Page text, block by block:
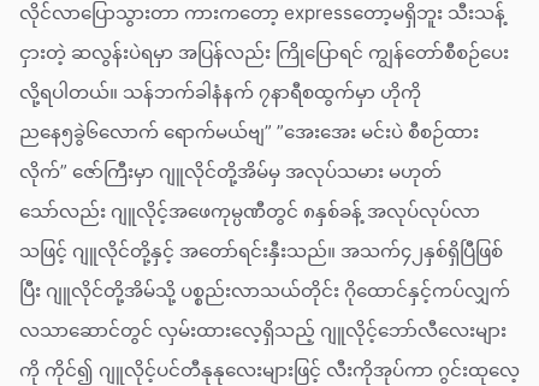
လိုင်လာပြောသွားတာ ကားကတော့ expressတော့မရှိဘူး သီးသန့်
ငှားတဲ့ ဆလွန်းပဲရမှာ အပြန်လည်း ကြိုပြောရင် ကျွန်တော်စီစဉ်ပေး
လို့ရပါတယ်။ သန်ဘက်ခါနံနက် ၇နာရီစထွက်မှာ ဟိုကို
ညနေ၅ခွဲ၆လောက် ရောက်မယ်ဗျ” ”အေးအေး မင်းပဲ စီစဉ်ထား
လိုက်” ဇော်ကြီးမှာ ဂျူလိုင်တို့အိမ်မှ အလုပ်သမား မဟုတ်
သော်လည်း ဂျူလိုင့်အဖေကုမ္ပဏီတွင် ၈နှစ်ခန့် အလုပ်လုပ်လာ
သဖြင့် ဂျူလိုင်တို့နှင့် အတော်ရင်းနှီးသည်။ အသက်၄၂နှစ်ရှိပြီဖြစ်
ပြီး ဂျူလိုင်တို့အိမ်သို့ ပစ္စည်းလာသယ်တိုင်း ဂိုထောင်နှင့်ကပ်လျှက်
လသာဆောင်တွင် လှမ်းထားလေ့ရှိသည့် ဂျူလိုင့်ဘော်လီလေးများ
ကို ကိုင်၍ ဂျူလိုင့်ပင်တီနုနုလေးများဖြင့် လီးကိုအုပ်ကာ ဂွင်းထုလေ့